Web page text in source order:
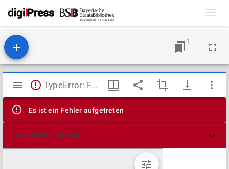
1
Mirador
Viewer
TypeError: Failed to fetch
Es ist ein Fehler aufgetreten
Technische Details